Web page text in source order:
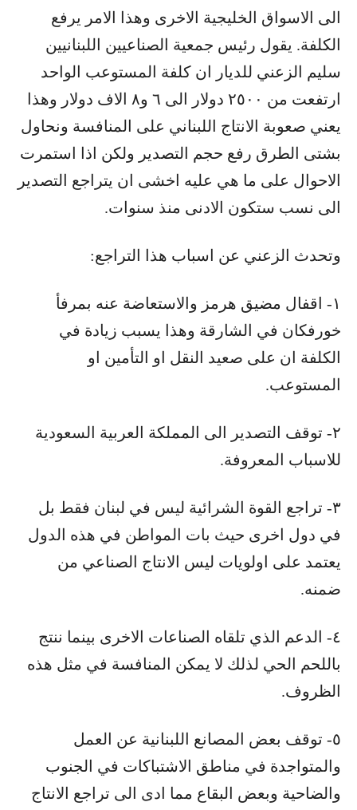
الى الاسواق الخليجية الاخرى وهذا الامر يرفع
الكلفة. يقول رئيس جمعية الصناعيين اللبنانيين
سليم الزعني للديار ان كلفة المستوعب الواحد
ارتفعت من ٢٥٠٠ دولار الى ٦ و٨ الاف دولار وهذا
يعني صعوبة الانتاج اللبناني على المنافسة ونحاول
بشتى الطرق رفع حجم التصدير ولكن اذا استمرت
الاحوال على ما هي عليه اخشى ان يتراجع التصدير
الى نسب ستكون الادنى منذ سنوات.
وتحدث الزعني عن اسباب هذا التراجع:
١- اقفال مضيق هرمز والاستعاضة عنه بمرفأ
خورفكان في الشارقة وهذا يسبب زيادة في
الكلفة ان على صعيد النقل او التأمين او
المستوعب.
٢- توقف التصدير الى المملكة العربية السعودية
للاسباب المعروفة.
٣- تراجع القوة الشرائية ليس في لبنان فقط بل
في دول اخرى حيث بات المواطن في هذه الدول
يعتمد على اولويات ليس الانتاج الصناعي من
ضمنه.
٤- الدعم الذي تلقاه الصناعات الاخرى بينما ننتج
باللحم الحي لذلك لا يمكن المنافسة في مثل هذه
الظروف.
٥- توقف بعض المصانع اللبنانية عن العمل
والمتواجدة في مناطق الاشتباكات في الجنوب
والضاحية وبعض البقاع مما ادى الى تراجع الانتاج